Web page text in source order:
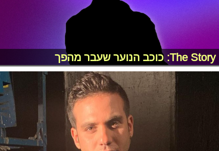
The Story: כוכב הנוער שעבר מהפך